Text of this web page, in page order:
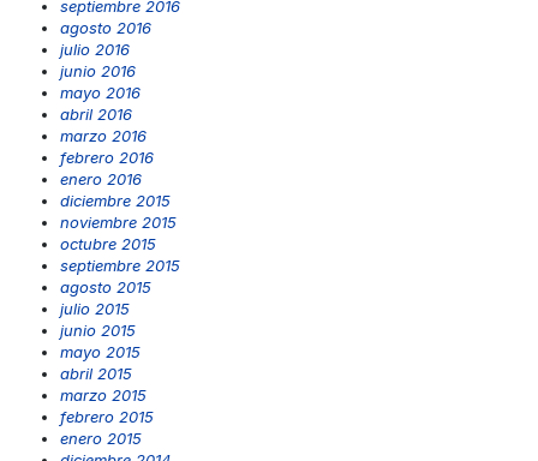
septiembre 2016
agosto 2016
julio 2016
junio 2016
mayo 2016
abril 2016
marzo 2016
febrero 2016
enero 2016
diciembre 2015
noviembre 2015
octubre 2015
septiembre 2015
agosto 2015
julio 2015
junio 2015
mayo 2015
abril 2015
marzo 2015
febrero 2015
enero 2015